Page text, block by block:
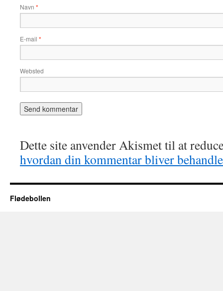
Navn *
E-mail *
Websted
Dette site anvender Akismet til at
hvordan din kommentar bliver
Flødebollen